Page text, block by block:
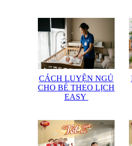
CÁCH LUYỆN NGỦ
CHO BÉ THEO LỊCH
EASY